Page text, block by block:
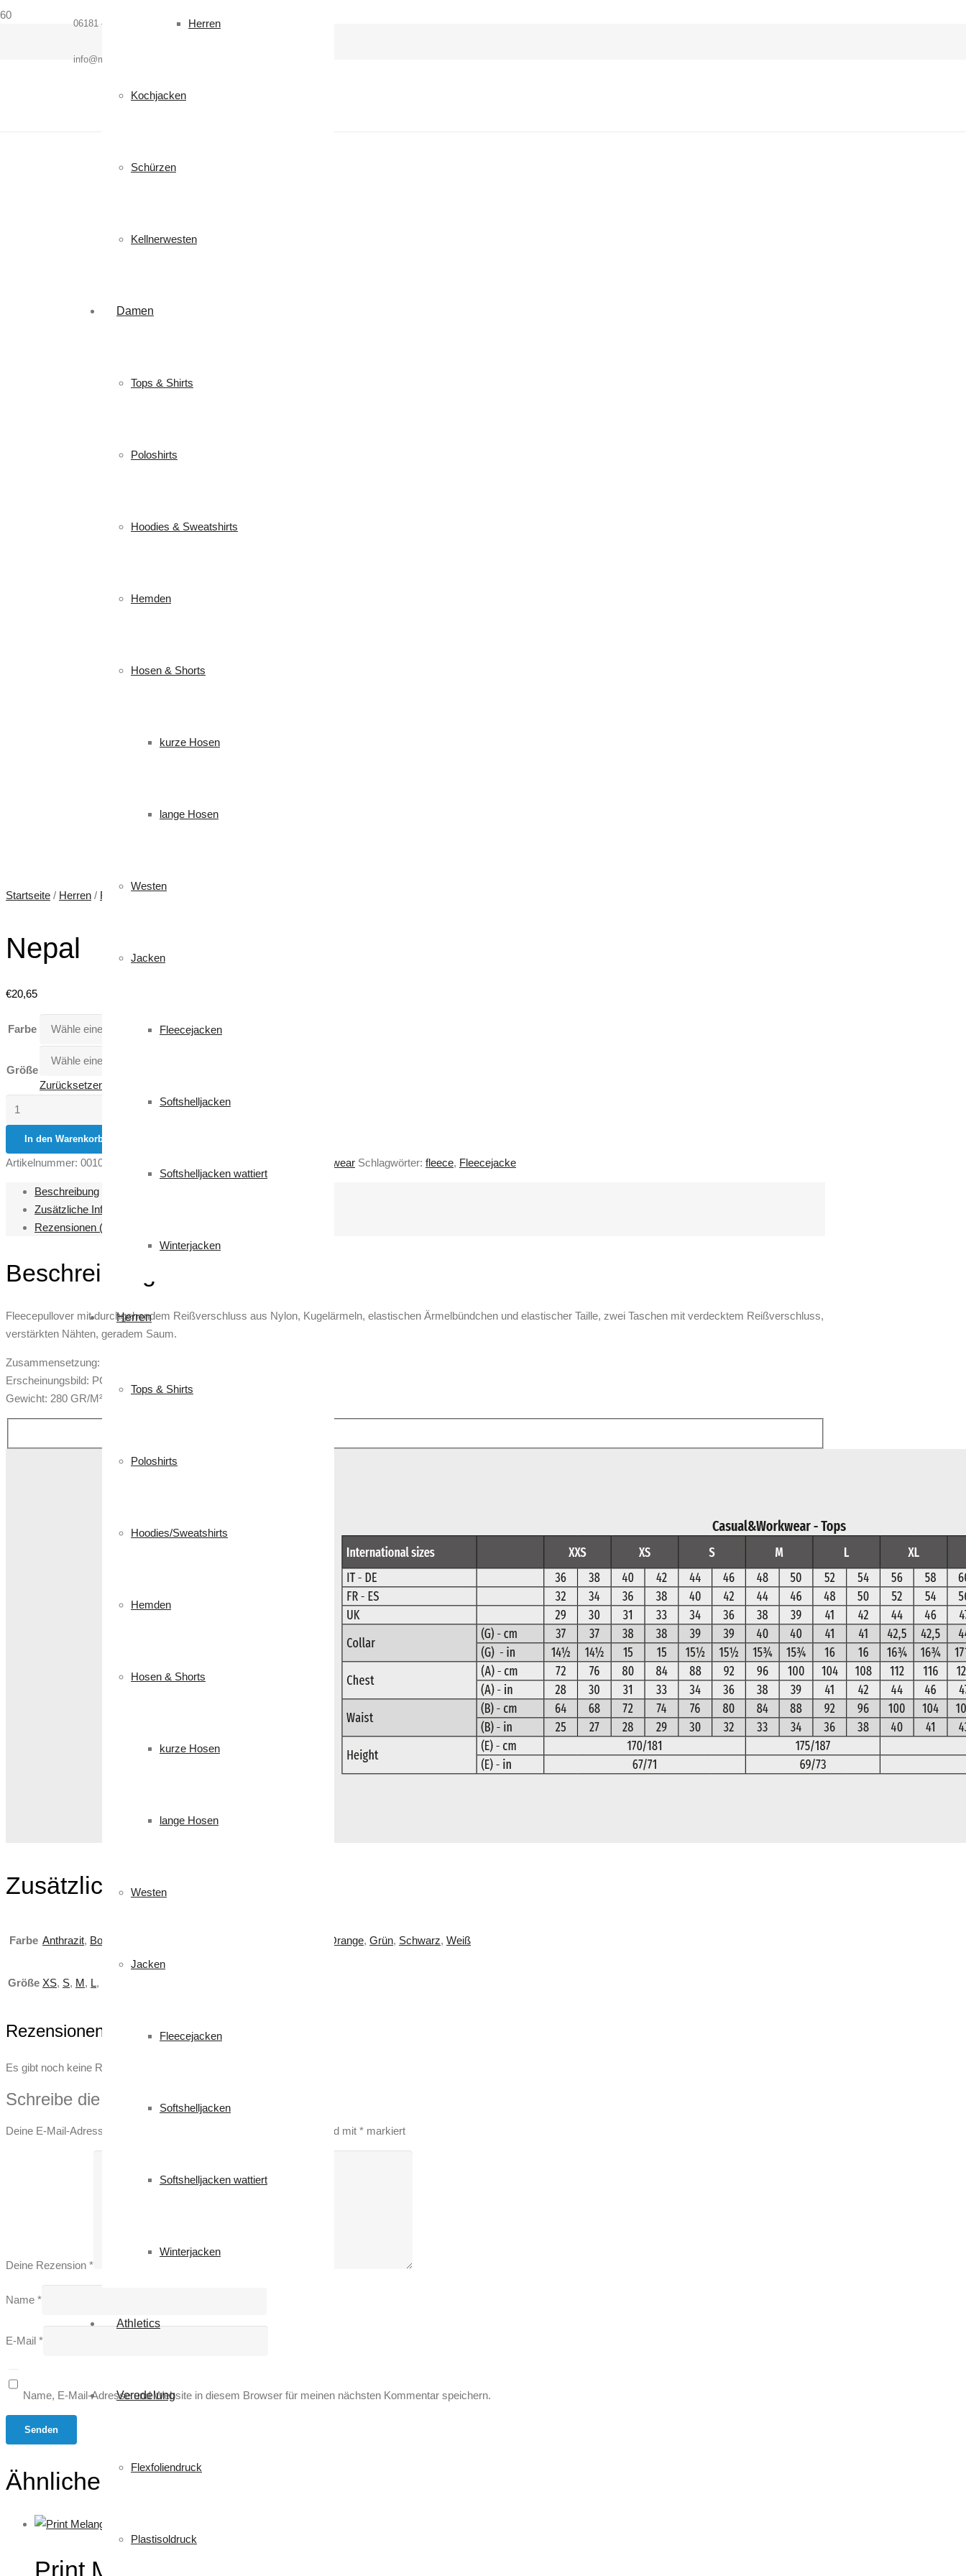
06181 – 364937
info@mcworkwear.com
Herren
Kochjacken
Schürzen
Kellnerwesten
Damen
Tops & Shirts
Poloshirts
Hoodies & Sweatshirts
Hemden
Hosen & Shorts
kurze Hosen
lange Hosen
Westen
Jacken
Fleecejacken
Softshelljacken
Softshelljacken wattiert
Winterjacken
Herren
Tops & Shirts
Poloshirts
Hoodies/Sweatshirts
Hemden
Hosen & Shorts
kurze Hosen
lange Hosen
Westen
Jacken
Fleecejacken
Softshelljacken
Softshelljacken wattiert
Winterjacken
Athletics
Veredelung
Flexfoliendruck
Plastisoldruck
Startseite / Herren / Fleecejacken/ Nepal
Nepal
€20,65
Farbe
Größe
Zurücksetzen
Nepal
In den Warenkorb
Artikelnummer: 001088-0325 Workwear Schlagwörter: fleece, Fleecejacke
Beschreibung
Zusätzliche Informationen
Rezensionen (0)
Beschreibung
Fleecepullover mit durchgehendem Reißverschluss aus Nylon, Kugelärmeln, elastischen Ärmelbündchen und elastischer Taille, zwei Taschen mit verdecktem Reißverschluss,
verstärkten Nähten, geradem Saum.
Zusammensetzung: 100% POLYESTER
Erscheinungsbild: POLAR FLEECE 144F
Gewicht: 280 GR/M²
Zusätzliche Informationen
Farbe Anthrazit, Bordeaux Orange, Grün, Schwarz, Weiß
Größe XS, S, M, L,
Rezensionen
Es gibt noch keine Rezensionen.
Schreibe die erste Rezension für „Nepal“
Deine E-Mail-Adresse wird nicht veröffentlicht. Erforderliche Felder sind mit * markiert
Deine Rezension *
Name *
E-Mail *
Name, E-Mail-Adresse und Website in diesem Browser für meinen nächsten Kommentar speichern.
Ähnliche Produkte
Print Melange